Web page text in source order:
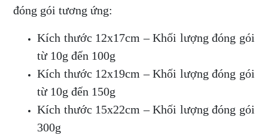
đóng gói tương ứng:
Kích thước 12x17cm – Khối lượng đóng gói
từ 10g đến 100g
Kích thước 12x19cm – Khối lượng đóng gói
từ 10g đến 150g
Kích thước 15x22cm – Khối lượng đóng gói
300g